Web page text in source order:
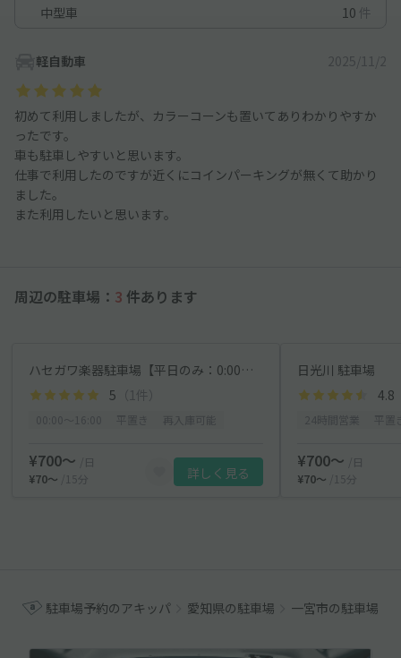
中型車
10 件
軽自動車 2025/11/2
初めて利用しましたが、カラーコーンも置いてありわかりやすか
ったです。
車も駐車しやすいと思います。
仕事で利用したのですが近くにコインパーキングが無くて助かり
ました。
また利用したいと思います。
周辺の駐車場： 3 件あります
ハセガワ楽器駐車場【平日のみ：0:00～16:00】
5 （1件）
¥700〜
/日
¥70〜
/15分 詳しく見る
日光川 駐車場
4.8
¥700〜
/日
¥70〜
/15分
駐車場予約のアキッパ 愛知県の駐車場 一宮市の駐車場